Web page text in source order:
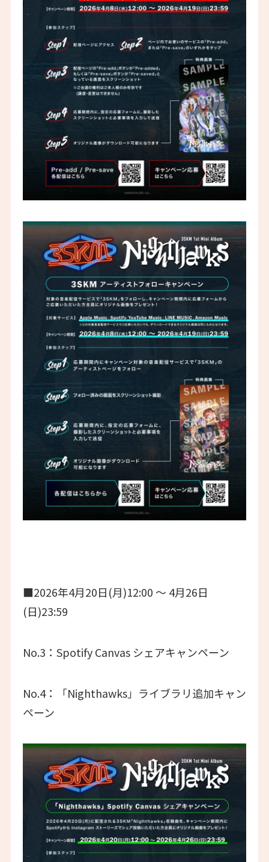
■2026年4月20日(月)12:00 〜 4月26日
(日)23:59
No.3：Spotify Canvas シェアキャンペーン
No.4：「Nighthawks」ライブラリ追加キャン
ペーン